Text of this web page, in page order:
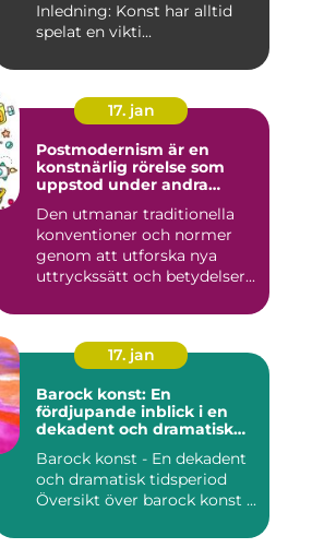
Inledning: Konst har alltid
spelat en vikti...
17. jan
Postmodernism är en
konstnärlig rörelse som
uppstod under andra
fortsätter att påverka
samtida konstvärlden
Den utmanar traditionella
konventioner och normer
genom att utforska nya
uttryckssätt och betydelser...
17. jan
Barock konst: En
fördjupande inblick i en
dekadent och dramatisk
Barock konst - En dekadent
och dramatisk tidsperiod
Översikt över barock konst ...